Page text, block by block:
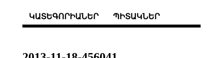
ԿԱՏԵԳՈՐԻԱՆԵՐ ՊԻՏԱԿՆԵՐ